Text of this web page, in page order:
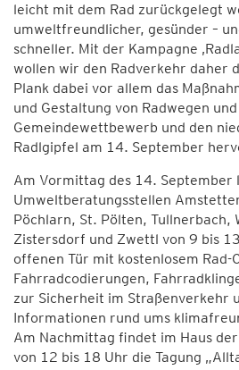
leicht mit dem Rad zurückgelegt
umweltfreundlicher, gesünder –
schneller. Mit der Kampagne
wollen wir den Radverkehr daher
Plank dabei vor allem das
und Gestaltung von Radwegen
Gemeindewettbewerb und den
Radlgipfel am 14. September
Am Vormittag des 14. September
Umweltberatungsstellen
Pöchlarn, St. Pölten, Tullnerbach,
Zistersdorf und Zwettl von 9 bis
offenen Tür mit kostenlosem Rad-
Fahrradcodierungen,
zur Sicherheit im Straßenverkehr
Informationen rund ums
Am Nachmittag findet im Haus
von 12 bis 18 Uhr die Tagung